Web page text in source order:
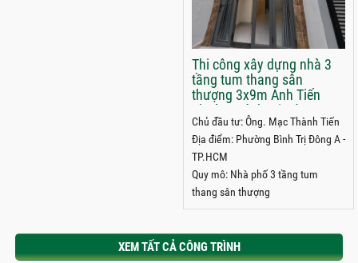
Thi công xây dựng nhà 3
tầng tum thang sân
thượng 3x9m Anh Tiến
phường Bình Trị Đông A,
TPHCM
Chủ đầu tư: Ông. Mạc Thành Tiến
Địa điểm: Phường Bình Trị Đông A -
TP.HCM
Quy mô: Nhà phố 3 tầng tum
thang sân thượng
XEM TẤT CẢ CÔNG TRÌNH